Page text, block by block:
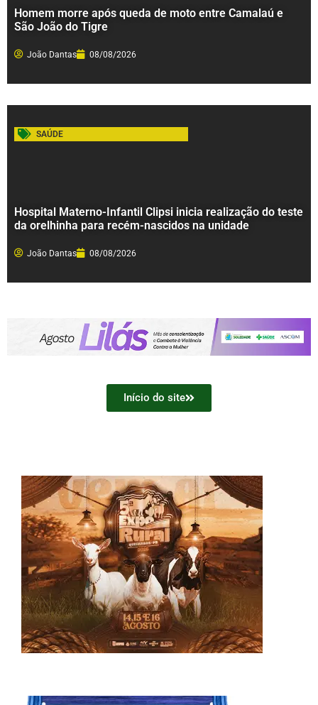
Homem morre após queda de moto entre Camalaú e
São João do Tigre
João Dantas 08/08/2026
SAÚDE
Hospital Materno-Infantil Clipsi inicia realização do teste
da orelhinha para recém-nascidos na unidade
João Dantas 08/08/2026
Início do site